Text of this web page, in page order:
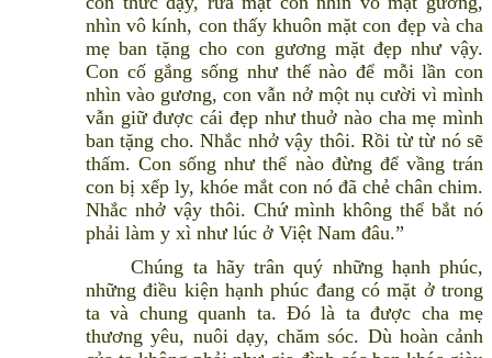
nhìn vô kính, con thấy khuôn mặt con đẹp và cha
mẹ ban tặng cho con gương mặt đẹp như vậy.
Con cố gắng sống như thế nào để mỗi lần con
nhìn vào gương, con vẫn nở một nụ cười vì mình
vẫn giữ được cái đẹp như thuở nào cha mẹ mình
ban tặng cho. Nhắc nhở vậy thôi. Rồi từ từ nó sẽ
thấm. Con sống như thế nào đừng để vầng trán
con bị xếp ly, khóe mắt con nó đã chẻ chân chim.
Nhắc nhở vậy thôi. Chứ mình không thể bắt nó
phải làm y xì như lúc ở Việt Nam đâu.”
Chúng ta hãy trân quý những hạnh phúc,
những điều kiện hạnh phúc đang có mặt ở trong
ta và chung quanh ta. Đó là ta được cha mẹ
thương yêu, nuôi dạy, chăm sóc. Dù hoàn cảnh